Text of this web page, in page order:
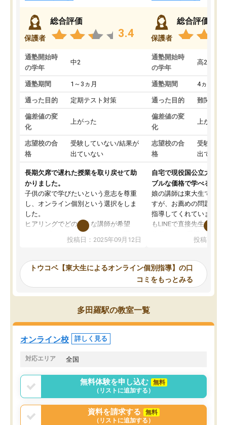
保護者
総合評価
3.4
通塾開始時
の学年
中2
通塾期間 1～3ヵ月
通った目的 定期テスト対策
偏差値の変
化
上がった
志望校の合
格
受験していない/結果が
出ていない
長期欠席で遅れた授業を取り戻せて助
かりました。
子供の家で学びたいという意志を尊重
し、オンライン個別という選択をしま
した。
ヒアリングでどのような講師が希望
か、オプションは付帯するかなど選ぶ
事が出来ました。
ーティングを行い、その講師で良いか
見てから講師を決定する事ができま
す。
うちの子は、初回面談の講師の方で決
オンラインツールを使用した単語帳の
共有があり宿題もそちらで出される形
でした。
言う事で講師変更の申し出があり、あ
まりに短期での変更だった為、塾に通
う事にして退会しました。遅れも取り
戻せ、授業内容や講師の方は良かった
と思います。
投稿日：2025年09月12日
保護者
総合評価
通塾開始時
の学年
高2
通塾期間 4ヵ月～1
通った目的 難関私立
偏差値の変
化
上がった
志望校の合
格
受験して
出ていな
自宅で現役国公立大学生
ブルな価格で学べる
娘の講師は東大生では無
すが、お薦めの問題集や
指導してくれています。
もLINEで直接先生に質問
めれるので、個人に合
いなのがあり(有料)、受
ことをどんなスケジュー
くか相談したのですが、
ち期待したものではなく
くなってきたようなので
投稿日：
トウコベ【東大生によるオンライン個別指導】の口
コミをもっとみる
多田羅駅の教室一覧
オンライン校 詳しく見る
対応エリア 全国
無料体験を申し込む
無料
（リストに追加する）
資料を請求する
無料
（リストに追加する）